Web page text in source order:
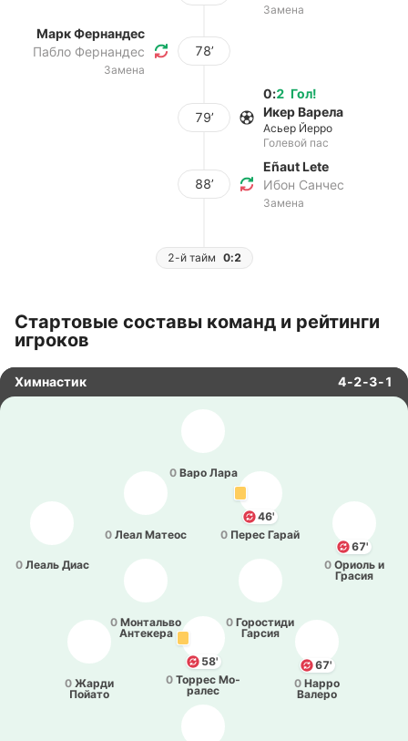
Замена
Марк Фернандес
Пабло Фернандес
Замена
78’
79’
Гол!
0:2
Икер Варела
Асьер Йерро
Голевой пас
88’
Eñaut Lete
Ибон Санчес
Замена
2-й тайм 0:2
Стартовые составы команд и рейтинги
игроков
Химнастик 4-2-3-1
0 Варо Лара
0 Леаль Диас
67'
0 Ориоль и
Грасия
0 Леал Матеос
46'
0 Перес Гарай
0 Го­ро­сти­ди
Гарсия
0 Мо­нта­льво
Анте­ке­ра
0 Жарди
Пойато
58'
0 Торрес Мо­
ра­лес
67'
0 Нарро
Валеро